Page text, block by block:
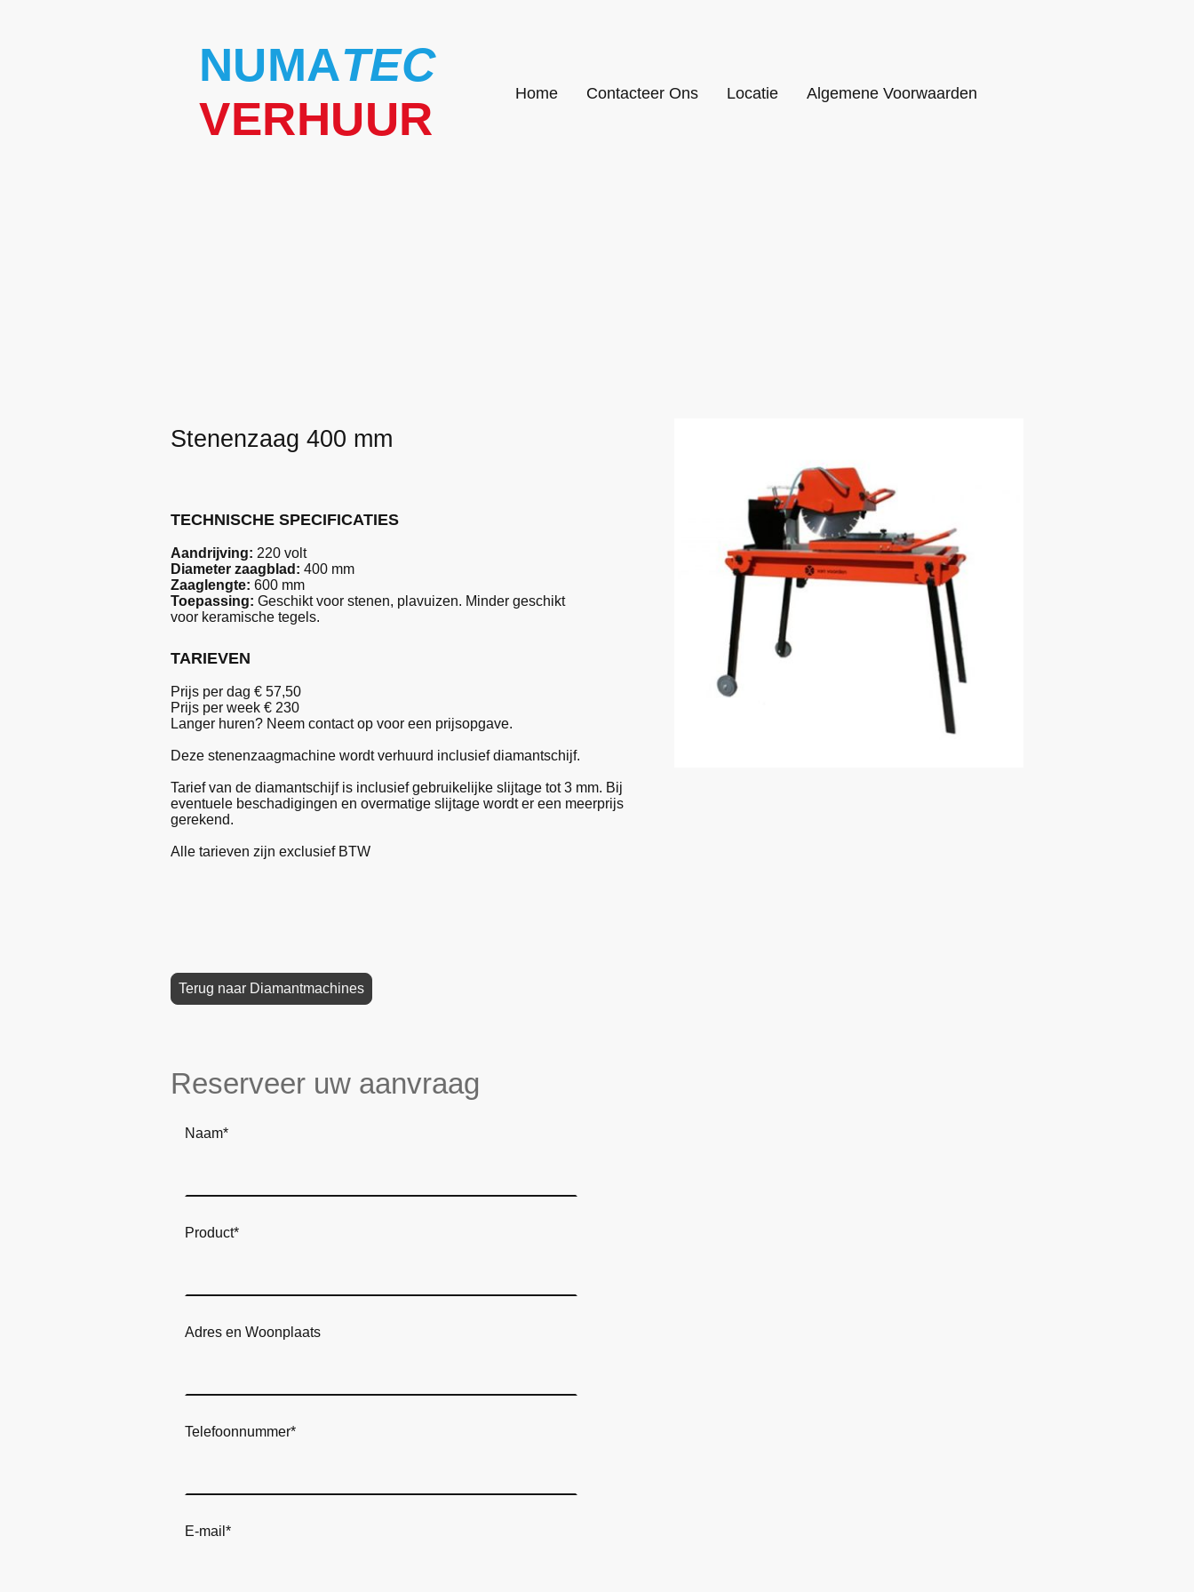
NUMATEC
VERHUUR Home Contacteer Ons Locatie Algemene Voorwaarden
Stenenzaag 400 mm
TECHNISCHE SPECIFICATIES
Aandrijving: 220 volt
Diameter zaagblad: 400 mm
Zaaglengte: 600 mm
Toepassing: Geschikt voor stenen, plavuizen. Minder geschikt
voor keramische tegels.
Reserveer uw aanvraag
TARIEVEN
Prijs per dag € 57,50
Prijs per week € 230
Langer huren? Neem contact op voor een prijsopgave.
Deze stenenzaagmachine wordt verhuurd inclusief diamantschijf.
Tarief van de diamantschijf is inclusief gebruikelijke slijtage tot 3 mm. Bij
eventuele beschadigingen en overmatige slijtage wordt er een meerprijs
gerekend.
Alle tarieven zijn exclusief BTW
Terug naar Diamantmachines
Naam*
Product*
Adres en Woonplaats
Telefoonnummer*
E-mail *